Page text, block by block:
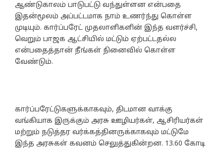
ஆண்டுகாலம் பாடுபட்டு வந்துள்ளன என்பதை
இதன்மூலம் அப்பட்டமாக நாம் உணர்ந்து கொள்ள
முடியும். கார்ப்பரேட் முதலாளிகளின் இந்த வளர்ச்சி,
வெறும் பாஜக ஆட்சியில் மட்டும் ஏற்பட்டதல்ல
என்பதைத்தான் நீங்கள் நினைவில் கொள்ள
வேண்டும்.
கார்ப்பரேட்டுகளுக்காகவும், திடமான வாக்கு
வங்கியாக இருக்கும் அரசு ஊழியர்கள், ஆசிரியர்கள்
மற்றும் நடுத்தர வர்க்கத்தினருக்காகவும் மட்டுமே
இந்த அரசுகள் கவனம் செலுத்துகின்றன. 13.60 கோடி